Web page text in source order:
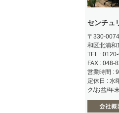
センチュ
〒330-
和区北浦和
TEL :
FAX : 048-
営業時間 :
定休日 : 水
ク/お盆/年